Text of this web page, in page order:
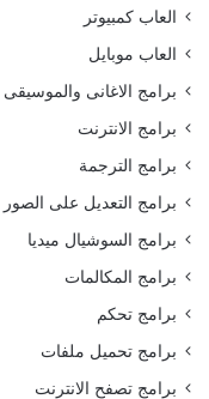
العاب كمبيوتر
العاب موبايل
برامج الاغانى والموسيقى
برامج الانترنت
برامج الترجمة
برامج التعديل على الصور
برامج السوشيال ميديا
برامج المكالمات
برامج تحكم
برامج تحميل ملفات
برامج تصفح الانترنت